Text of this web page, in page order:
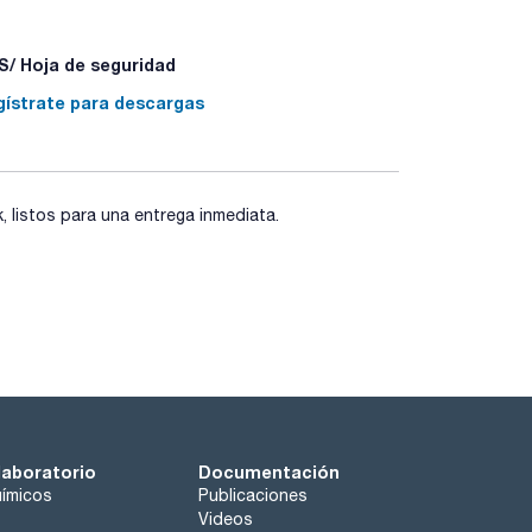
carbohidratos, fármacos y aplicaciones
23.
Hoja de seguridad
para descargas
para una entrega inmediata.
Documentación
Publicaciones
Videos